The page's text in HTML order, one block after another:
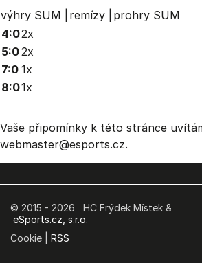
výhry SUM | remízy |
prohry SUM
4:02x
5:02x
7:0 1x
8:01x
Vaše připomínky k této stránce
webmaster@esports.cz.
© 2015 - 2026 HC Frýdek Místek &
eSports.cz, s.r.o.
Cookie | RSS